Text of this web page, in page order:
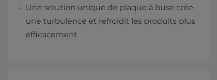
Une solution unique de plaque à buse crée
une turbulence et refroidit les produits plus
efficacement​